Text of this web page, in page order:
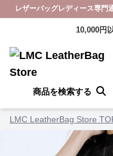
レザーバッグレディース専門
10,000円
商品を検索する
LMC LeatherBag Store